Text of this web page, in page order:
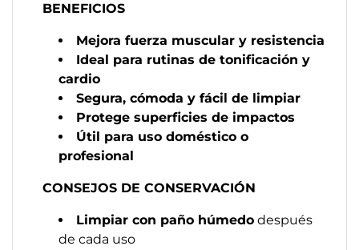
BENEFICIOS
Mejora fuerza muscular y resistencia
Ideal para rutinas de tonificación y
cardio
Segura, cómoda y fácil de limpiar
Protege superficies de impactos
Útil para uso doméstico o
profesional
CONSEJOS DE CONSERVACIÓN
Limpiar con paño húmedo después
de cada uso